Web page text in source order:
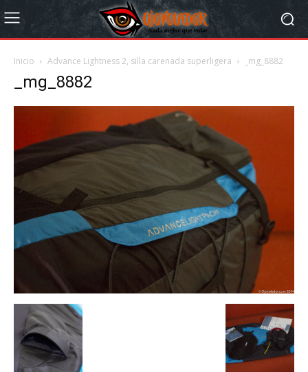
Inicio Advance Lightness 2, silla carenada superligera _mg_8882
_mg_8882